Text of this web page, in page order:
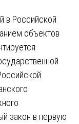
в Российской
объектов
закон в первую